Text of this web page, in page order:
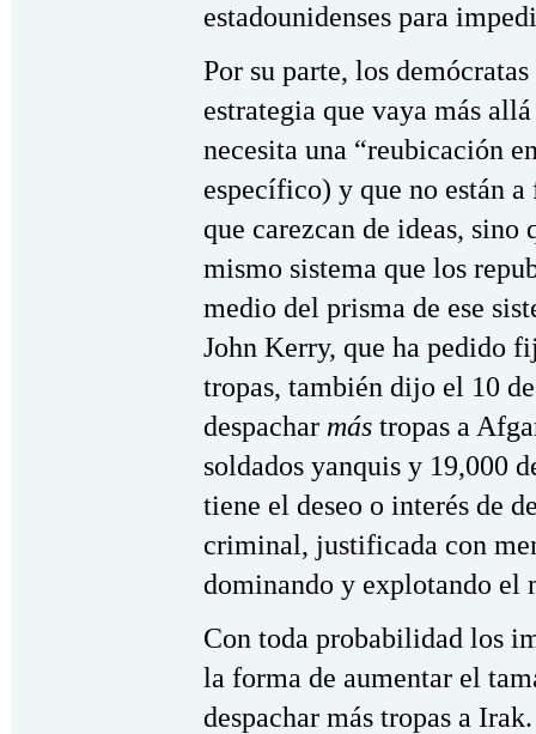
estadounidenses para
Por su parte, los
estrategia que vaya más
necesita una “reubicación
específico) y que no están
que carezcan de ideas, sino
mismo sistema que los
medio del prisma de ese
John Kerry, que ha pedido
tropas, también dijo el 10
despachar más tropas a
soldados yanquis y 19,000
tiene el deseo o interés de
criminal, justificada con
dominando y explotando el
Con toda probabilidad los
la forma de aumentar el
despachar más tropas a